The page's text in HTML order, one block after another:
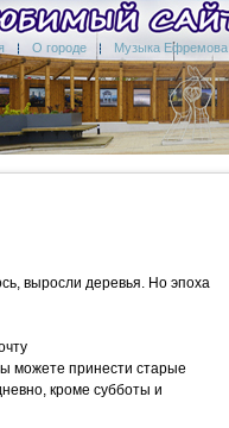
О городе Музыка Ефремова
выросли деревья. Но эпоха
можете принести старые
кроме субботы и